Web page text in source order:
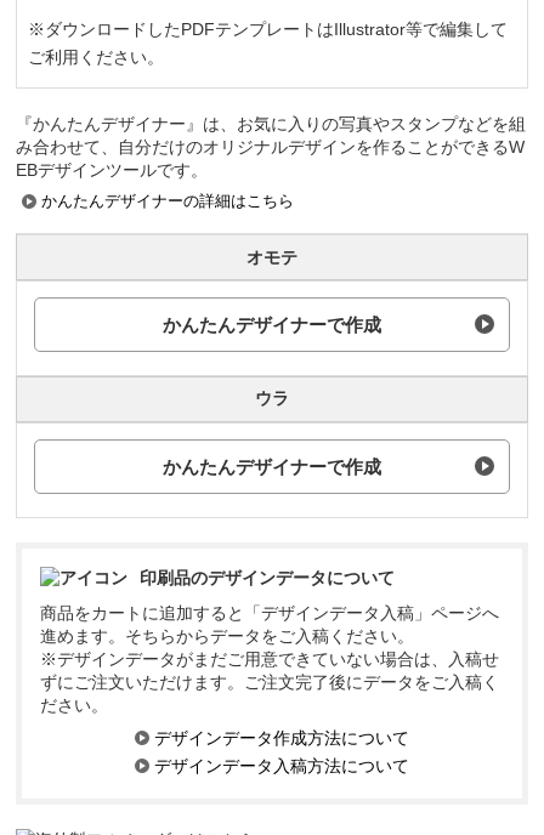
※ダウンロードしたPDFテンプレートはIllustrator等で編集して
ご利用ください。
『かんたんデザイナー』は、お気に入りの写真やスタンプなどを組
み合わせて、自分だけのオリジナルデザインを作ることができるW
EBデザインツールです。
かんたんデザイナーの詳細はこちら
オモテ
かんたんデザイナーで作成
ウラ
かんたんデザイナーで作成
印刷品のデザインデータについて
商品をカートに追加すると「デザインデータ入稿」ページへ
進めます。そちらからデータをご入稿ください。
※デザインデータがまだご用意できていない場合は、入稿せ
ずにご注文いただけます。ご注文完了後にデータをご入稿く
ださい。
デザインデータ作成方法について
デザインデータ入稿方法について